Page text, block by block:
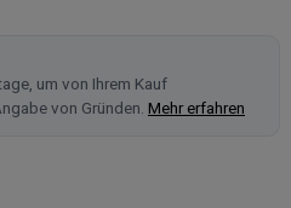
um von Ihrem Kauf
von Gründen. Mehr erfahren